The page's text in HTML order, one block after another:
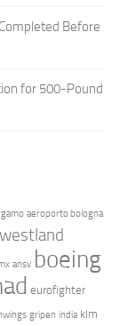
Before
for 500-Pound
aeroporto bologna
ansv boeing
eurofighter
gripen india klm